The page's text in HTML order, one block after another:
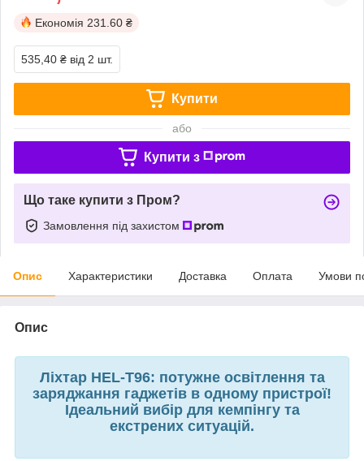
Економія 231.60 ₴
535,40 ₴ від 2 шт.
Купити
або
Купити з
Що таке купити з Пром?
Замовлення під захистом
Опис Характеристики Доставка Оплата Умови
Опис
Ліхтар HEL-T96: потужне освітлення та
заряджання гаджетів в одному пристрої!
Ідеальний вибір для кемпінгу та
екстрених ситуацій.